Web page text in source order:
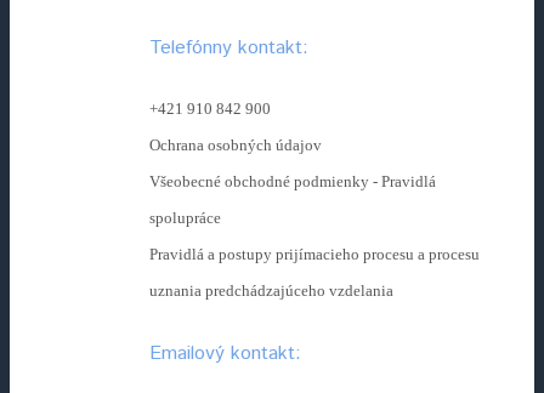
Telefónny kontakt:
+421 910 842 900
Ochrana osobných údajov
Všeobecné obchodné podmienky - Pravidlá
spolupráce
Pravidlá a postupy prijímacieho procesu a procesu
uznania predchádzajúceho vzdelania
Emailový kontakt: